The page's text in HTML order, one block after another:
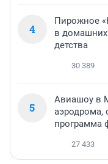
4
Пирожное
в
детства
30 389
5
Авиашоу в
аэродрома,
программа
27 433